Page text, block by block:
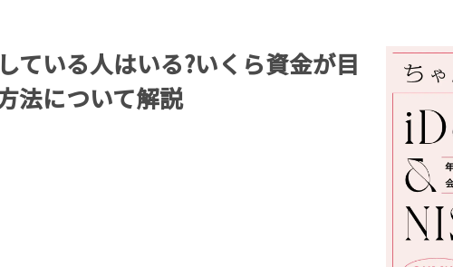
ている人はいる?いくら資金が目
法について解説